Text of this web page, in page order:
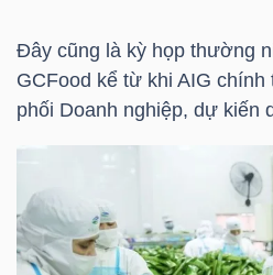
Đây cũng là kỳ họp thường
GCFood kể từ khi AIG chính
phối Doanh nghiệp, dự kiến
TÀI
CHÍNH
HÀNG
HÓA